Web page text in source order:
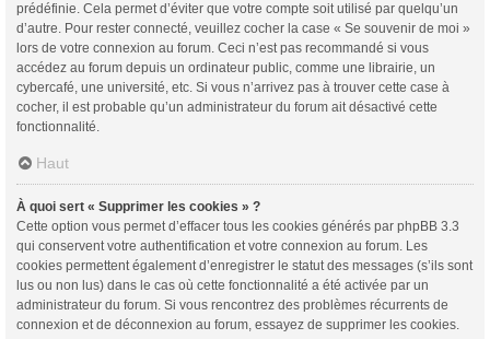
prédéfinie. Cela permet d’éviter que votre compte soit utilisé par quelqu’un
d’autre. Pour rester connecté, veuillez cocher la case « Se souvenir de moi »
lors de votre connexion au forum. Ceci n’est pas recommandé si vous
accédez au forum depuis un ordinateur public, comme une librairie, un
cybercafé, une université, etc. Si vous n’arrivez pas à trouver cette case à
cocher, il est probable qu’un administrateur du forum ait désactivé cette
fonctionnalité.
Haut
À quoi sert « Supprimer les cookies » ?
Cette option vous permet d’effacer tous les cookies générés par phpBB 3.3
qui conservent votre authentification et votre connexion au forum. Les
cookies permettent également d’enregistrer le statut des messages (s’ils sont
lus ou non lus) dans le cas où cette fonctionnalité a été activée par un
administrateur du forum. Si vous rencontrez des problèmes récurrents de
connexion et de déconnexion au forum, essayez de supprimer les cookies.